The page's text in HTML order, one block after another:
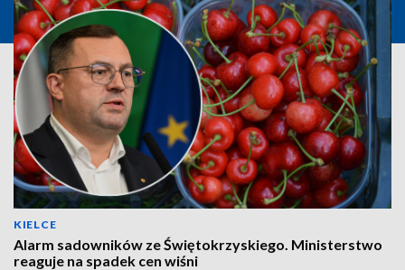
KIELCE
Alarm sadowników ze Świętokrzyskiego. Ministerstwo
reaguje na spadek cen wiśni